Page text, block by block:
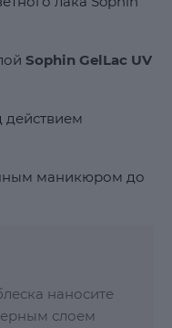
Sophin GelLac UV
действием
маникюром до
наносите
слоем